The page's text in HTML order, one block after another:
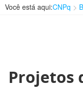
Você está aqui:CNPq
Projetos